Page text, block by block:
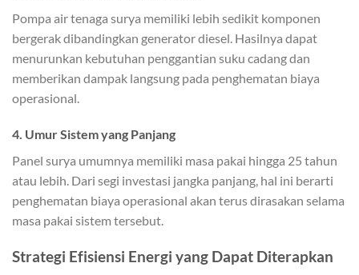
Pompa air tenaga surya memiliki lebih sedikit komponen
bergerak dibandingkan generator diesel. Hasilnya dapat
menurunkan kebutuhan penggantian suku cadang dan
memberikan dampak langsung pada penghematan biaya
operasional.
4. Umur Sistem yang Panjang
Panel surya umumnya memiliki masa pakai hingga 25 tahun
atau lebih. Dari segi investasi jangka panjang, hal ini berarti
penghematan biaya operasional akan terus dirasakan selama
masa pakai sistem tersebut.
Strategi Efisiensi Energi yang Dapat Diterapkan